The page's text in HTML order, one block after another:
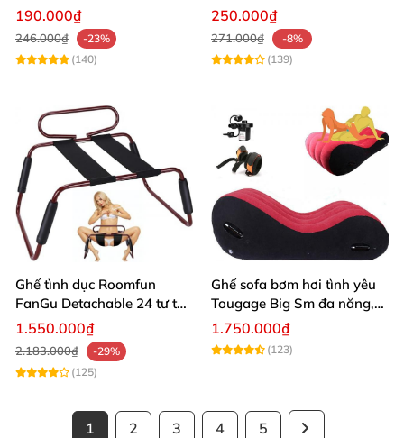
Dâm Cao Cấp
190.000₫
246.000₫
-23%
(140)
BDSM Cao Cấp An Toàn Êm
250.000₫
271.000₫
-8%
(139)
Ghế tình dục Roomfun
FanGu Detachable 24 tư thế
siêu bền
1.550.000₫
2.183.000₫
-29%
(125)
Ghế sofa bơm hơi tình yêu
Tougage Big Sm đa năng,
tiện lợi
1.750.000₫
(123)
1 2 3 4 5